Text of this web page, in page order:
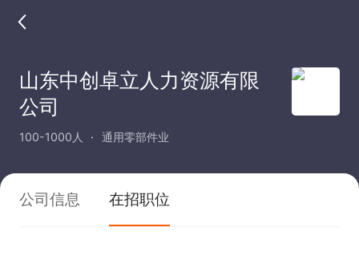
山东中创卓立人力资源有限
公司
100-1000人 通用零部件业
公司信息 在招职位